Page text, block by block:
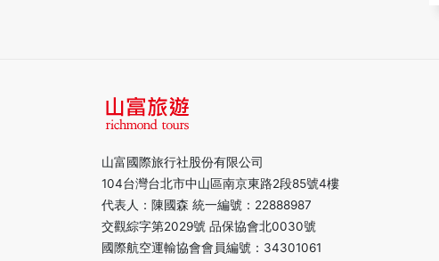
山富國際旅行社股份有限公司
104台灣台北市中山區南京東路2段85號4樓
代表人：陳國森 統一編號：22888987
交觀綜字第2029號 品保協會北0030號
國際航空運輸協會會員編號：34301061